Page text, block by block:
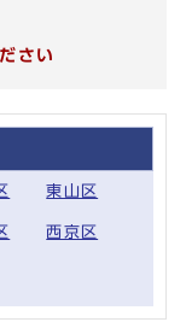
さい
東山区
西京区